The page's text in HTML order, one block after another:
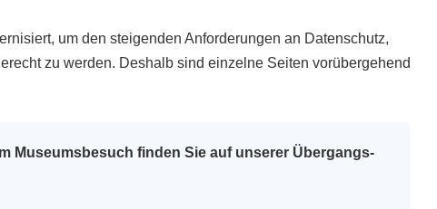
um den steigenden Anforderungen an Datenschutz,
zu werden. Deshalb sind einzelne Seiten vorübergehend
Museumsbesuch finden Sie auf unserer Übergangs-